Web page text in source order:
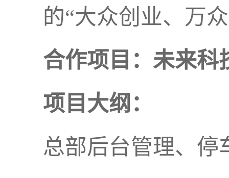
的“大众创业、万
合作项目：未来科
项目大纲：
总部后台管理、停